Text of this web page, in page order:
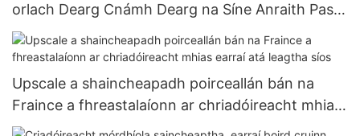
orlach Dearg Cnámh Dearg na Síne Anraith Pasta
an Iarthair Bowls Ceirmeach Ceirmeach na
Fraince
Upscale a shaincheapadh poirceallán bán na
Fraince a fhreastalaíonn ar chriadóireacht mhias
earraí atá leagtha síos